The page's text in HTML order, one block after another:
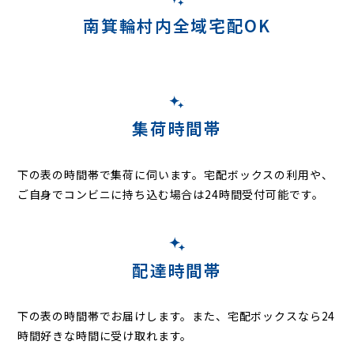
南箕輪村内全域宅配OK
集荷時間帯
下の表の時間帯で集荷に伺います。宅配ボックスの利用や、
ご自身でコンビニに持ち込む場合は24時間受付可能です。
配達時間帯
下の表の時間帯でお届けします。また、宅配ボックスなら24
時間好きな時間に受け取れます。